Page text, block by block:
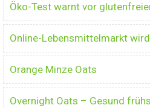
Öko-Test warnt vor
Online-Lebensmittelmarkt
Orange Minze Oats
Overnight Oats – Gesund